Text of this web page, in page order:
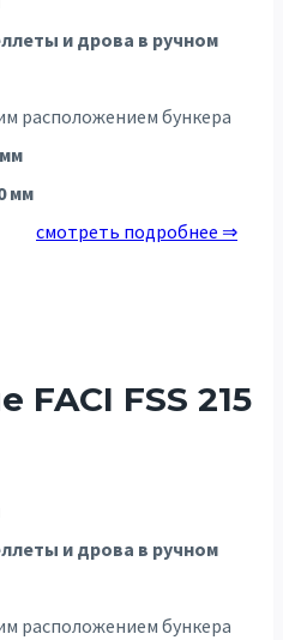
и дрова в ручном
расположением бункера
мм
смотреть подробнее ⇒
FACI FSS 215
и дрова в ручном
расположением бункера